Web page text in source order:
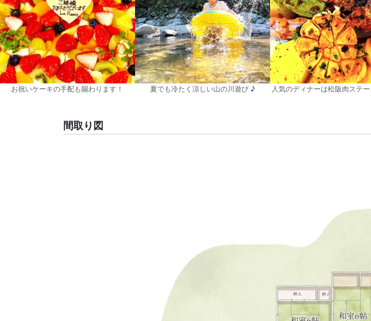
お祝いケーキの手配も賜わります！ 夏でも冷たく涼しい山の川遊び ♪ 人気のディナーは松阪肉ステ
間取り図